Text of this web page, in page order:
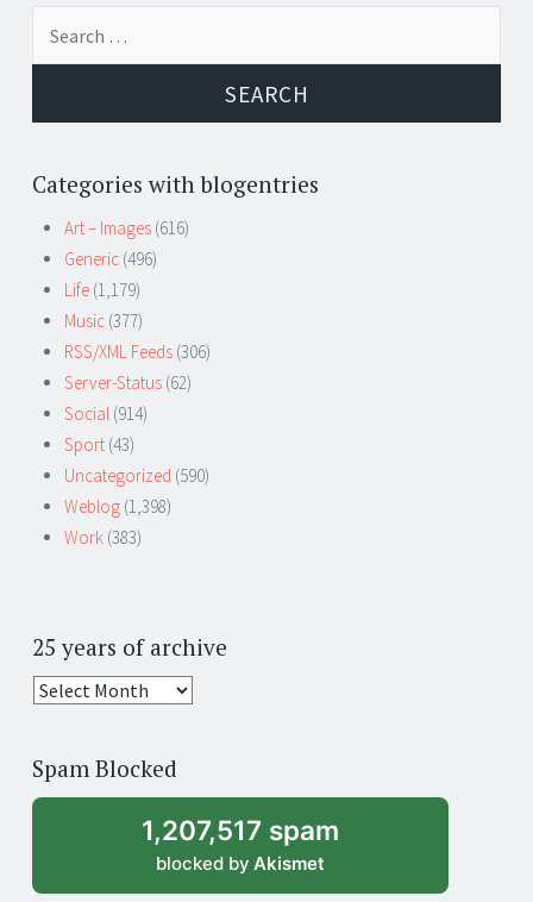
Categories with blogentries
Art – Images (616)
Generic (496)
Life (1,179)
Music (377)
RSS/XML Feeds (306)
Server-Status (62)
Social (914)
Sport (43)
Uncategorized (590)
Weblog (1,398)
Work (383)
25 years of archive
25
archive
Spam Blocked
1,207,517 spam
blocked by Akismet